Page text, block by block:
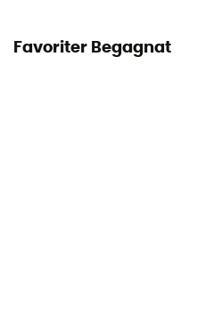
Favoriter Begagnat